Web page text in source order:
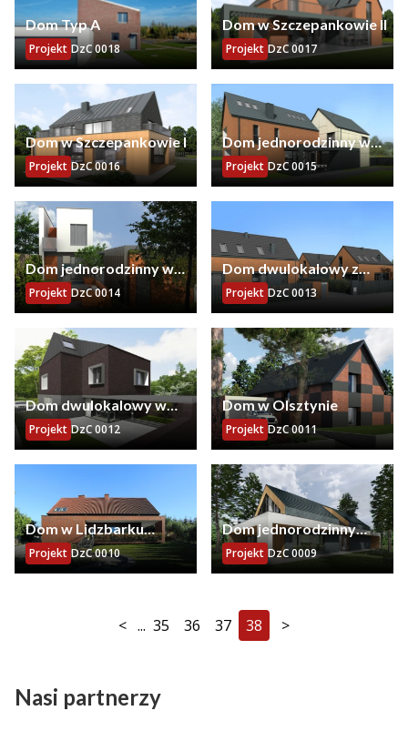
Dom Typ A
Projekt DzC 0018
Dom w Szczepankowie II
Projekt DzC 0017
Dom w Szczepankowie I
Projekt DzC 0016
Dom jednorodzinny w
Mosinie
Projekt DzC 0015
Dom jednorodzinny w
Poznaniu
Projekt DzC 0014
Dom dwulokalowy z
garażem w Konarzewie
Projekt DzC 0013
Dom dwulokalowy w
Poznaniu
Projekt DzC 0012
Dom w Olsztynie
Projekt DzC 0011
Dom w Lidzbarku
Warminskim
Projekt DzC 0010
Dom jednorodzinny
Nieporęt
Projekt DzC 0009
< ... 35 36 37 38 >
Nasi partnerzy